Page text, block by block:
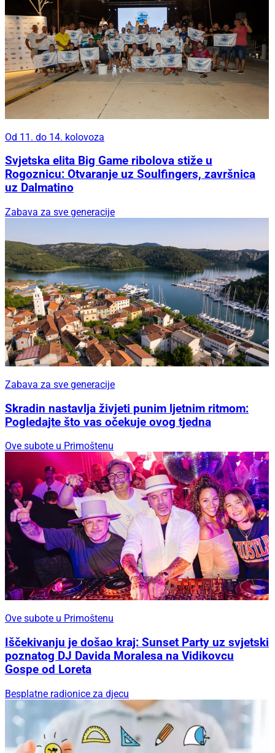
Od 11. do 14. kolovoza
Svjetska elita Big Game ribolova stiže u
Rogoznicu: Otvaranje uz Soulfingers, završnica
uz Dalmatino
Zabava za sve generacije
Zabava za sve generacije
Skradin nastavlja živjeti punim ljetnim ritmom:
Pogledajte što vas očekuje ovog tjedna
Ove subote u Primoštenu
Ove subote u Primoštenu
Iščekivanju je došao kraj: Sunset Party uz svjetski
poznatog DJ Davida Moralesa na Vidikovcu
Gospe od Loreta
Besplatne radionice za djecu